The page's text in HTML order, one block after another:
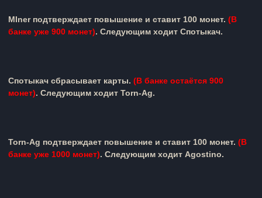
MIner подтверждает повышение и ставит 100 монет. (В
банке уже 900 монет). Следующим ходит Спотыкач.
Спотыкач сбрасывает карты. (В банке остаётся 900
монет). Следующим ходит Torn-Ag.
Torn-Ag подтверждает повышение и ставит 100 монет. (В
банке уже 1000 монет). Следующим ходит Agostino.